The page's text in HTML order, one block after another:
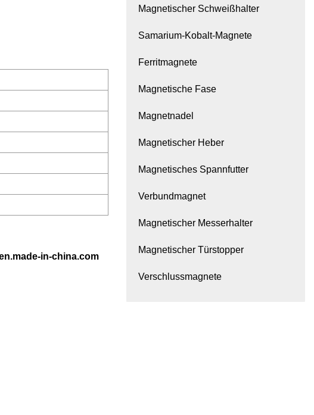
in-china.com
Magnetischer Schweißhalter
Samarium-Kobalt-Magnete
Ferritmagnete
Magnetische Fase
Magnetnadel
Magnetischer Heber
Magnetisches Spannfutter
Verbundmagnet
Magnetischer Messerhalter
Magnetischer Türstopper
Verschlussmagnete